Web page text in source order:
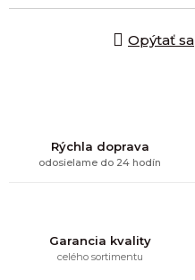
Opýtať sa
Rýchla doprava
odosielame do 24 hodín
Garancia kvality
celého sortimentu